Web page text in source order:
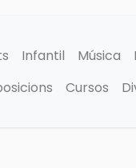
Infantil Música
Cursos